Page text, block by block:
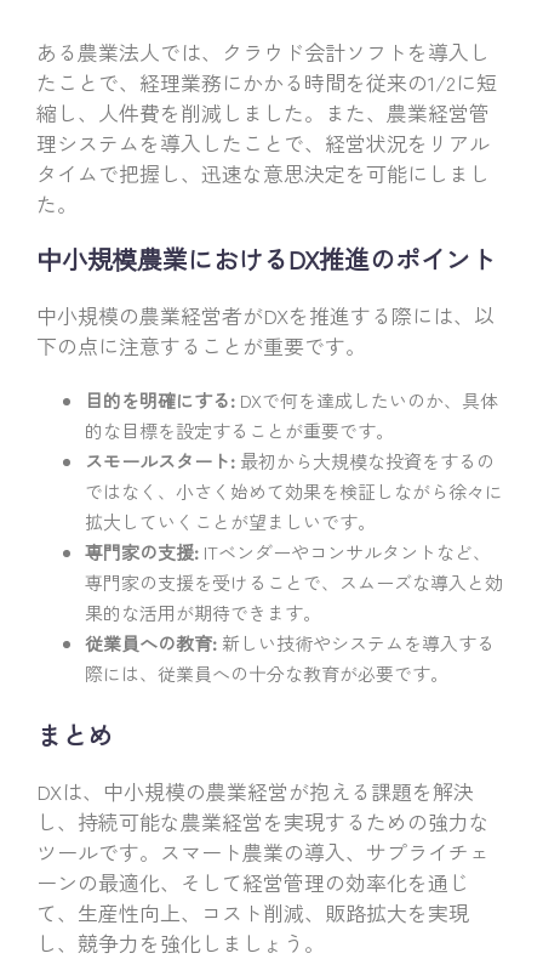
ある農業法人では、クラウド会計ソフトを導入し
たことで、経理業務にかかる時間を従来の1/2に短
縮し、人件費を削減しました。また、農業経営管
理システムを導入したことで、経営状況をリアル
タイムで把握し、迅速な意思決定を可能にしまし
た。
中小規模農業におけるDX推進のポイント
中小規模の農業経営者がDXを推進する際には、以
下の点に注意することが重要です。
目的を明確にする: DXで何を達成したいのか、具体
的な目標を設定することが重要です。
スモールスタート: 最初から大規模な投資をするの
ではなく、小さく始めて効果を検証しながら徐々に
拡大していくことが望ましいです。
専門家の支援: ITベンダーやコンサルタントなど、
専門家の支援を受けることで、スムーズな導入と効
果的な活用が期待できます。
従業員への教育: 新しい技術やシステムを導入する
際には、従業員への十分な教育が必要です。
まとめ
DXは、中小規模の農業経営が抱える課題を解決
し、持続可能な農業経営を実現するための強力な
ツールです。スマート農業の導入、サプライチェ
ーンの最適化、そして経営管理の効率化を通じ
て、生産性向上、コスト削減、販路拡大を実現
し、競争力を強化しましょう。